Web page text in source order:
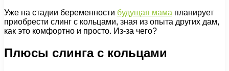
Уже на стадии беременности будущая мама планирует
приобрести слинг с кольцами, зная из опыта других дам,
как это комфортно и просто. Из-за чего?
Плюсы слинга с кольцами